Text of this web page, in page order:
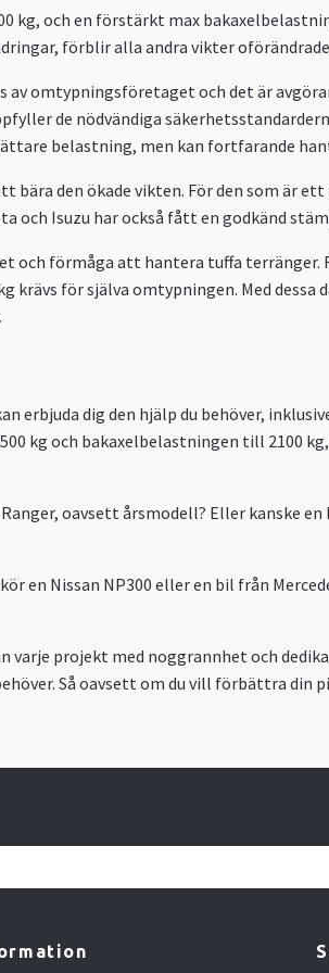
och en förstärkt max
förblir alla andra vikter
omtypningsföretaget och det är
de nödvändiga
belastning, men kan fortfarande
den ökade vikten. För den som är ett
och Isuzu har också fått en godkänd
och förmåga att hantera tuffa
krävs för själva omtypningen. Med dessa
erbjuda dig den hjälp du behöver,
kg och bakaxelbelastningen till 2100
oavsett årsmodell? Eller kanske en
en Nissan NP300 eller en bil från
projekt med noggrannhet och
Så oavsett om du vill förbättra